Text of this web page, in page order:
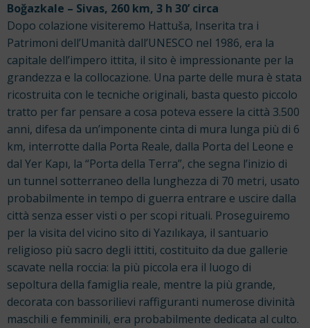
Boğazkale – Sivas, 260 km, 3 h 30’ circa
Dopo colazione visiteremo Hattuša, Inserita tra i
Patrimoni dell’Umanità dall’UNESCO nel 1986, era la
capitale dell’impero ittita, il sito è impressionante per la
grandezza e la collocazione. Una parte delle mura è stata
ricostruita con le tecniche originali, basta questo piccolo
tratto per far pensare a cosa poteva essere la città 3.500
anni, difesa da un’imponente cinta di mura lunga più di 6
km, interrotte dalla Porta Reale, dalla Porta del Leone e
dal Yer Kapı, la “Porta della Terra”, che segna l’inizio di
un tunnel sotterraneo della lunghezza di 70 metri, usato
probabilmente in tempo di guerra entrare e uscire dalla
città senza esser visti o per scopi rituali. Proseguiremo
per la visita del vicino sito di Yazılıkaya, il santuario
religioso più sacro degli ittiti, costituito da due gallerie
scavate nella roccia: la più piccola era il luogo di
sepoltura della famiglia reale, mentre la più grande,
decorata con bassorilievi raffiguranti numerose divinità
maschili e femminili, era probabilmente dedicata al culto.